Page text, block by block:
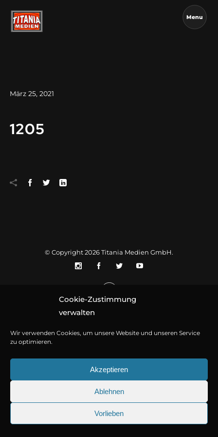
Cookie-Zustimmung
verwalten
Wir verwenden Cookies, um unsere Website und unseren Service
zu optimieren.
Akzeptieren
Ablehnen
Vorlieben
Menu
März 25, 2021
1205
© Copyright 2026Titania Medien GmbH.